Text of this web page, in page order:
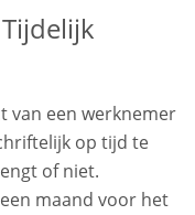
van een werknemer
op tijd te
of niet.
maand voor het